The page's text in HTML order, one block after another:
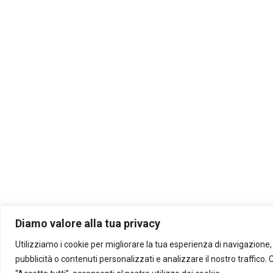
Diamo valore alla tua privacy
Utilizziamo i cookie per migliorare la tua esperienza di
pubblicità o contenuti personalizzati e analizzare il nostro traffico.